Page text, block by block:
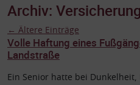
Archiv:
← Ältere Einträge
Volle Haftung eines
Landstraße
Ein Senior hatte bei